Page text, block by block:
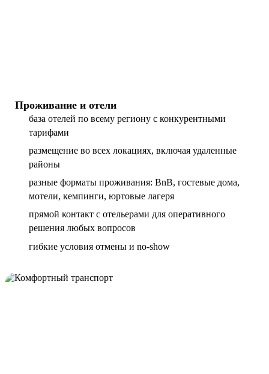
Проживание и отели
база отелей по всему региону с конкурентными
тарифами
размещение во всех локациях, включая удаленные
районы
разные форматы проживания: BnB, гостевые дома,
мотели, кемпинги, юртовые лагеря
прямой контакт с отельерами для оперативного
решения любых вопросов
гибкие условия отмены и no-show